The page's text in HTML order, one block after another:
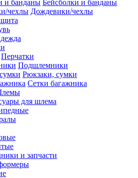
Бейсболки и банданы
Дождевики/чехлы
Перчатки
Подшлемники
Рюкзаки, сумки
Сетки багажника
для шлема
и запчасти